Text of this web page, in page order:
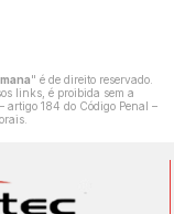
" é de direito reservado.
links, é proibida sem a
artigo 184 do Código Penal –
.